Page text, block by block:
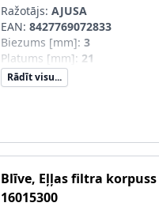
Ražotājs: AJUSA
EAN: 8427769072833
Biezums [mm]: 3
Platums [mm]: 21
Rādīt visu...
Blīve, Eļļas filtra korpuss
16015300